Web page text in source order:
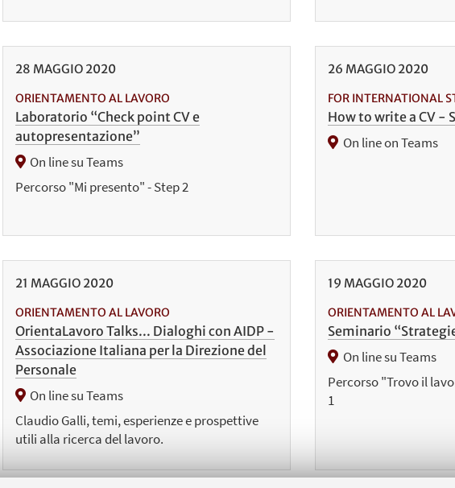
28 MAGGIO 2020
ORIENTAMENTO AL LAVORO
Laboratorio “Check point CV e
autopresentazione”
On line su Teams
Percorso "Mi presento" - Step 2
26 MAGGIO 2020
FOR INTERNATIONAL
How to write a CV -
On line on Teams
21 MAGGIO 2020
ORIENTAMENTO AL LAVORO
OrientaLavoro Talks... Dialoghi con AIDP -
Associazione Italiana per la Direzione del
Personale
On line su Teams
Claudio Galli, temi, esperienze e prospettive
utili alla ricerca del lavoro.
19 MAGGIO 2020
ORIENTAMENTO AL
Seminario
On line su Teams
Percorso "Trovo il
1